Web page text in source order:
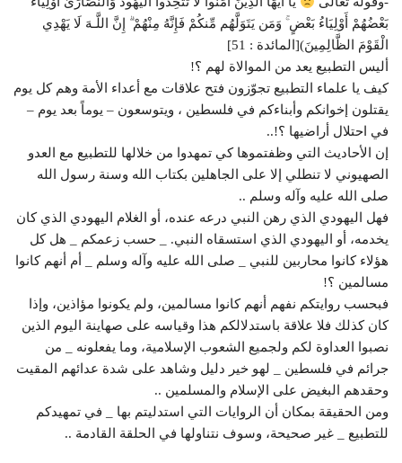
بَعْضُهُمْ أَوْلِيَاءُ بَعْضٍ ۚ وَمَن يَتَوَلَّهُم مِّنكُمْ فَإِنَّهُ مِنْهُمْ ۗ إِنَّ اللَّـهَ لَا يَهْدِي
الْقَوْمَ الظَّالِمِينَ)[المائدة : 51]
أليس التطبيع يعد من الموالاة لهم ؟!
كيف يا علماء التطبيع تجوّزون فتح علاقات مع أعداء الأمة وهم كل يوم
يقتلون إخوانكم وأبناءكم في فلسطين ، ويتوسعون – يوماً بعد يوم –
في احتلال أراضيها ؟!..
إن الأحاديث التي وظفتموها كي تمهدوا من خلالها للتطبيع مع العدو
الصهيوني لا تنطلي إلا على الجاهلين بكتاب الله وسنة رسول الله
صلى الله عليه وآله وسلم ..
فهل اليهودي الذي رهن النبي درعه عنده، أو الغلام اليهودي الذي كان
يخدمه، أو اليهودي الذي استسقاه النبي. _ حسب زعمكم _ هل كل
هؤلاء كانوا محاربين للنبي _ صلى الله عليه وآله وسلم _ أم أنهم كانوا
مسالمين ؟!
فبحسب روايتكم نفهم أنهم كانوا مسالمين، ولم يكونوا مؤاذين، وإذا
كان كذلك فلا علاقة باستدلالكم هذا وقياسه على صهاينة اليوم الذين
نصبوا العداوة لكم ولجميع الشعوب الإسلامية، وما يفعلونه _ من
جرائم في فلسطين _ لهو خير دليل وشاهد على شدة عدائهم المقيت
وحقدهم البغيض على الإسلام والمسلمين ..
ومن الحقيقة بمكان أن الروايات التي استدليتم بها _ في تمهيدكم
للتطبيع _ غير صحيحة، وسوف نتناولها في الحلقة القادمة ..